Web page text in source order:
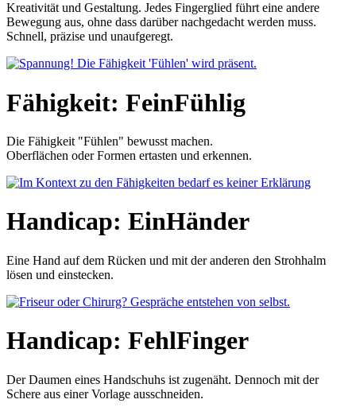
Kreativität und Gestaltung. Jedes Fingerglied führt eine andere
Bewegung aus, ohne dass darüber nachgedacht werden muss.
Schnell, präzise und unaufgeregt.
Fähigkeit: FeinFühlig
Die Fähigkeit "Fühlen" bewusst machen.
Oberflächen oder Formen ertasten und erkennen.
Handicap: EinHänder
Eine Hand auf dem Rücken und mit der anderen den Strohhalm
lösen und einstecken.
Handicap: FehlFinger
Der Daumen eines Handschuhs ist zugenäht. Dennoch mit der
Schere aus einer Vorlage ausschneiden.